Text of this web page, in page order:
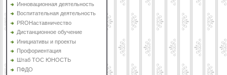
Инновационная деятельность
Воспитательная деятельность
PROНаставничество
Дистанционное обучение
Инициативы и проекты
Профориентация
Штаб ТОС ЮНОСТЬ
ПФДО